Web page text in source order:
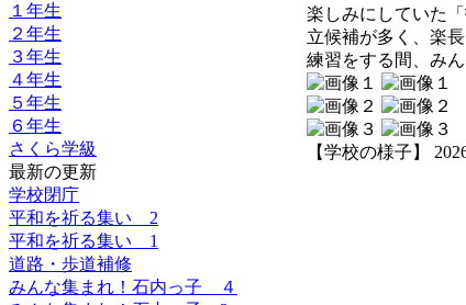
１年生
２年生
３年生
４年生
５年生
６年生
さくら学級
最新の更新
学校閉庁
平和を祈る集い 2
平和を祈る集い 1
道路・歩道補修
みんな集まれ！石内っ子 ４
楽しみにしていた
立候補が多く、楽
練習をする間、み
【学校の様子】